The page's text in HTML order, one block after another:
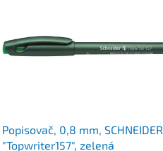
Popisovač, 0,8 mm, SCHNEIDER
"Topwriter157", zelená